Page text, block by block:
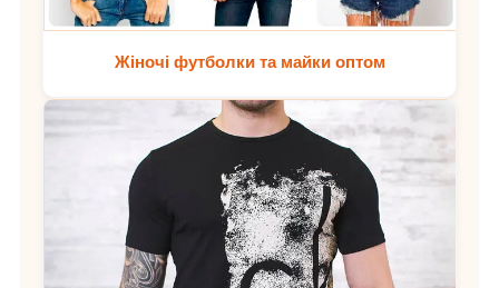
Жіночі футболки та майки оптом